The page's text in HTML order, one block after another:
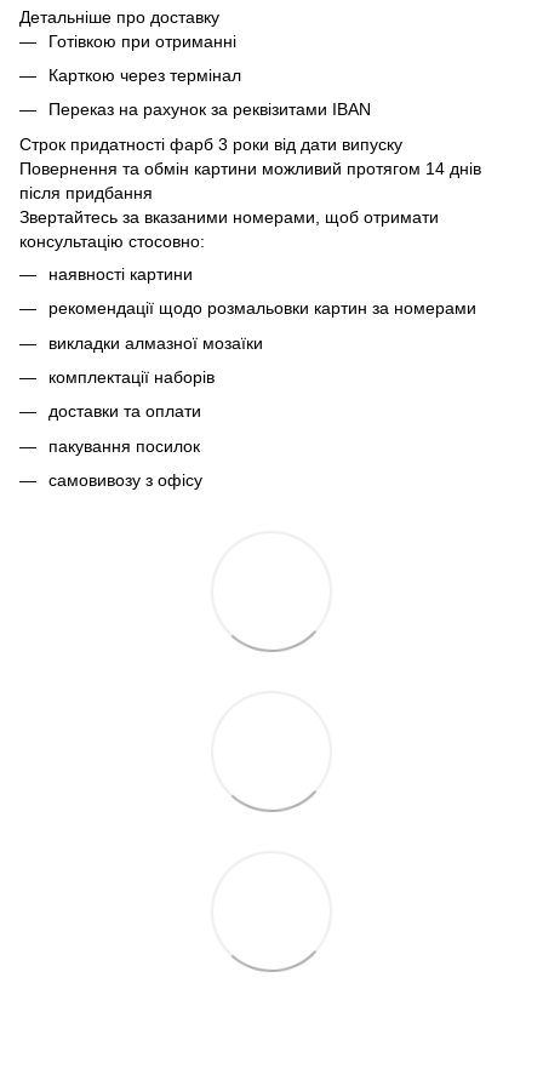
Детальніше про доставку
Готівкою при отриманні
Карткою через термінал
Переказ на рахунок за реквізитами IBAN
Строк придатності фарб 3 роки від дати випуску
Повернення та обмін картини можливий протягом 14 днів
після придбання
Звертайтесь за вказаними номерами, щоб отримати
консультацію стосовно:
наявності картини
рекомендації щодо розмальовки картин за номерами
викладки алмазної мозаїки
комплектації наборів
доставки та оплати
пакування посилок
самовивозу з офісу